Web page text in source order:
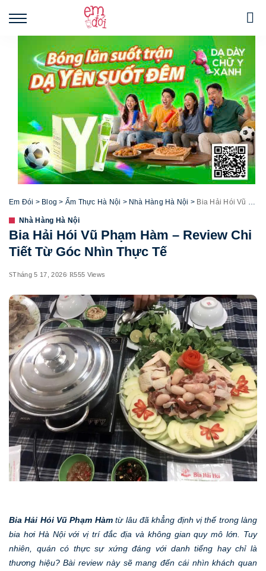
Em Đói > Blog > Ẩm Thực Hà Nội > Nhà Hàng Hà Nội > Bia Hải Hói Vũ Phạm Hàm – Review Chi Tiết Từ Góc Nhìn Thực Tế
Nhà Hàng Hà Nội
Bia Hải Hói Vũ Phạm Hàm – Review Chi
Tiết Từ Góc Nhìn Thực Tế
Tháng 5 17, 2026 555 Views
Bia Hải Hói Vũ Phạm Hàmtừ lâu đã khẳng định vị thế trong làng
bia hơi Hà Nội với vị trí đắc địa và không gian quy mô lớn. Tuy
nhiên, quán có thực sự xứng đáng với danh tiếng hay chỉ là
thương hiệu? Bài review này sẽ mang đến cái nhìn khách quan